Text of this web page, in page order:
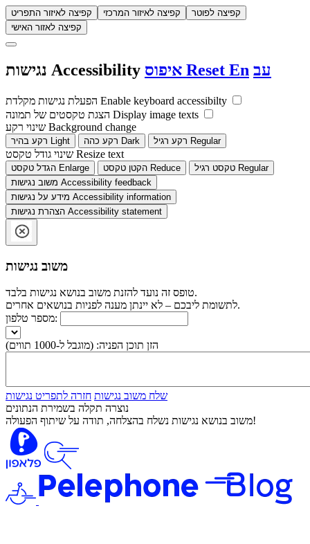
קפיצה לאיזור התפריט קפיצה לאיזור המרכזי
קפיצה לפוטר
קפיצה לאזור האישי
Accessibility Reset En עב
Enable keyboard accessibilty
Display image texts
Background change
Light Dark Regular
Resize text
Enlarge Reduce
Regular
Accessibility feedback
Accessibility information
Accessibility statement
משוב נגישות
טופס זה נועד להזנת משוב בנושא נגישות בלבד.
לתשומת ליבכם – לא יינתן מענה לפניות בנושאים אחרים.
מספר טלפון:
הזן תוכן הפניה: (מוגבל ל-1000 תווים)
שלח משוב נגישות חזרה לתפריט נגישות
נוצרה תקלה בשמירת הנתונים
משוב בנושא נגישות נשלח בהצלחה, תודה על שיתוף הפעולה!